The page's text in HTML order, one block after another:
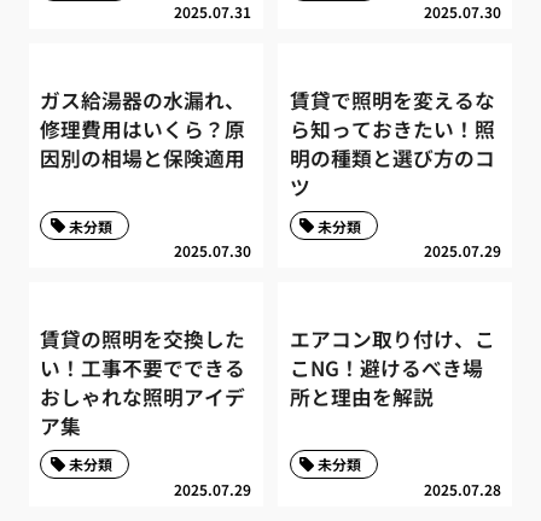
2025.07.31 2025.07.30
ガス給湯器の水漏れ、
修理費用はいくら？原
因別の相場と保険適用
2025.07.30
未分類
賃貸で照明を変えるな
ら知っておきたい！照
明の種類と選び方のコ
ツ
2025.07.29
未分類
賃貸の照明を交換した
い！工事不要でできる
おしゃれな照明アイデ
ア集
2025.07.29
未分類
エアコン取り付け、こ
こNG！避けるべき場
所と理由を解説
2025.07.28
未分類